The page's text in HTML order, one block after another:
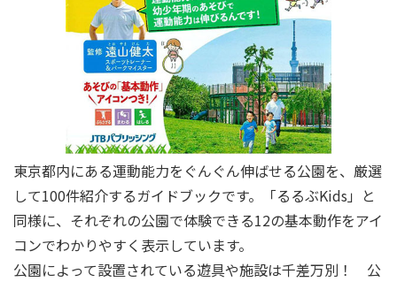
東京都内にある運動能力をぐんぐん伸ばせる公園を、厳選
して100件紹介するガイドブックです。「るるぶKids」と
同様に、それぞれの公園で体験できる12の基本動作をアイ
コンでわかりやすく表示しています。
公園によって設置されている遊具や施設は千差万別！ 公